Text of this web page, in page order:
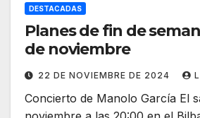
DESTACADAS
Planes de fin de
de noviembre
22 DE NOVIEMBRE DE 2024
Concierto de Manolo García El